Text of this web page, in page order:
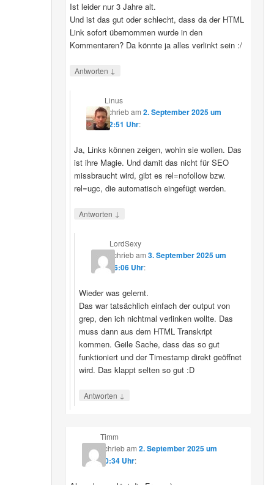
Ist leider nur 3 Jahre alt.
Und ist das gut oder schlecht, dass da der HTML
Link sofort übernommen wurde in den
Kommentaren? Da könnte ja alles verlinkt sein :/
Antworten ↓
Linus
schriebam2. September 2025 um
12:51 Uhr:
Ja, Links können zeigen, wohin sie wollen. Das
ist ihre Magie. Und damit das nicht für SEO
missbraucht wird, gibt es rel=nofollow bzw.
rel=ugc, die automatisch eingefügt werden.
Antworten ↓
LordSexy
schriebam 3. September 2025 um
16:06 Uhr:
Wieder was gelernt.
Das war tatsächlich einfach der output von
grep, den ich nichtmal verlinken wollte. Das
muss dann aus dem HTML Transkript
kommen. Geile Sache, dass das so gut
funktioniert und der Timestamp direkt geöffnet
wird. Das klappt selten so gut :D
Antworten ↓
Timm
schriebam 2. September 2025 um
10:34 Uhr: